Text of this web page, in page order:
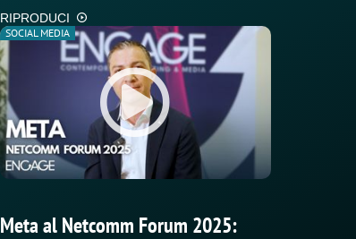
RIPRODUCI
SOCIAL MEDIA
Meta al Netcomm Forum 2025: